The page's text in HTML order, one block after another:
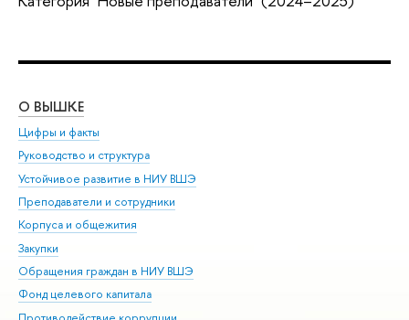
О ВЫШКЕ
Цифры и факты
Руководство и структура
Устойчивое развитие в НИУ ВШЭ
Преподаватели и сотрудники
Корпуса и общежития
Закупки
Обращения граждан в НИУ ВШЭ
Фонд целевого капитала